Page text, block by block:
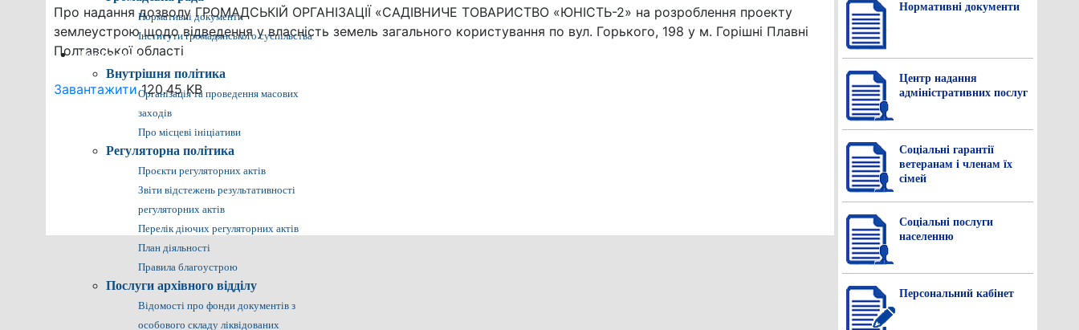
Нормативні документи
Інститути громадянського суспільства
Громадянам
Внутрішня політика
Організація та проведення масових
заходів
Про місцеві ініціативи
Регуляторна політика
Проєкти регуляторних актів
Звіти відстежень результативності
регуляторних актів
Перелік діючих регуляторних актів
План діяльності
Правила благоустрою
Послуги архівного відділу
Відомості про фонди документів з
особового складу ліквідованих
Про надання дозволу ГРОМАДСЬКІЙ ОРГАНІЗАЦІЇ «САДІВНИЧЕ ТОВАРИСТВО «ЮНІСТЬ-2» на розроблення проекту
землеустрою щодо відведення у власність земель загального користування по вул. Горького, 198 у м. Горішні Плавні
Полтавської області
Завантажити120.45 KB
Нормативнi документи
Центр надання
адміністративних послуг
Соціальні гарантії
ветеранам і членам їх
сімей
Соціальні послуги
населенню
Персональний кабінет